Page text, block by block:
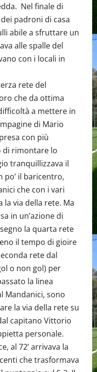
Nel finale di
padroni di casa
abile a sfruttare un
alle spalle del
con i locali in
rete del
che da ottima
a mettere in
di Mario
con più
di rimontare lo
tranquillizzava il
po’ il baricentro,
che con i vari
la via della rete. Ma
in un’azione di
la quarta rete
il tempo di gioire
rete dal
o non gol) per
la linea
Mandanici, sono
la via della rete su
capitano Vittorio
personale.
al 72’ arrivava la
che trasformava